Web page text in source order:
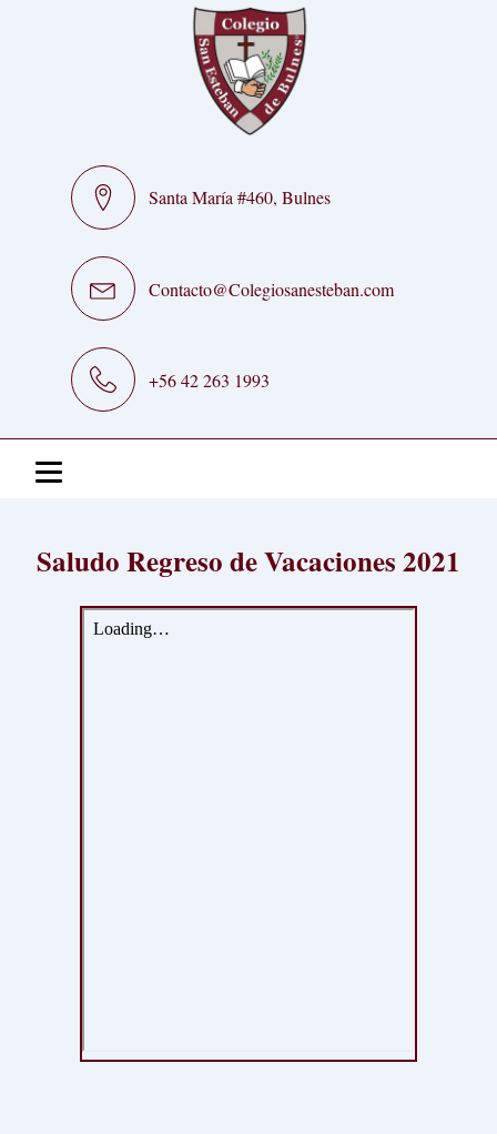
Santa María #460, Bulnes
Contacto@Colegiosanesteban.com
+56 42 263 1993
Saludo Regreso de Vacaciones 2021